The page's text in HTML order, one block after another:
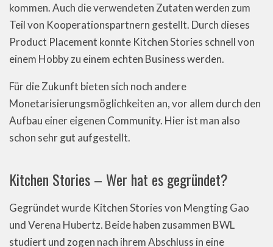
kommen. Auch die verwendeten Zutaten werden zum
Teil von Kooperationspartnern gestellt. Durch dieses
Product Placement konnte Kitchen Stories schnell von
einem Hobby zu einem echten Business werden.
Für die Zukunft bieten sich noch andere
Monetarisierungsmöglichkeiten an, vor allem durch den
Aufbau einer eigenen Community. Hier ist man also
schon sehr gut aufgestellt.
Kitchen Stories – Wer hat es gegründet?
Gegründet wurde Kitchen Stories von Mengting Gao
und Verena Hubertz. Beide haben zusammen BWL
studiert und zogen nach ihrem Abschluss in eine